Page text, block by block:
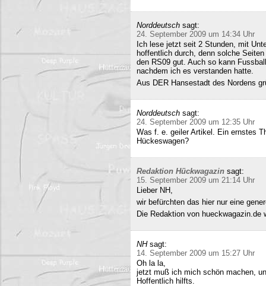
Norddeutsch sagt:
24. September 2009 um 14:34 Uhr
Ich lese jetzt seit 2 Stunden, mit
hoffentlich durch, denn solche
den RS09 gut. Auch so kann
nachdem ich es verstanden hatte.
Aus DER Hansestadt des Nordens
Norddeutsch sagt:
24. September 2009 um 12:35 Uhr
Was f. e. geiler Artikel. Ein ernstes
Hückeswagen?
Redaktion Hückwagazin sagt:
15. September 2009 um 21:14 Uhr
Lieber NH,
wir befürchten das hier nur eine
Die Redaktion von
NH sagt:
14. September 2009 um 15:27 Uhr
Oh la la,
jetzt muß ich mich schön machen,
Hoffentlich hilfts.